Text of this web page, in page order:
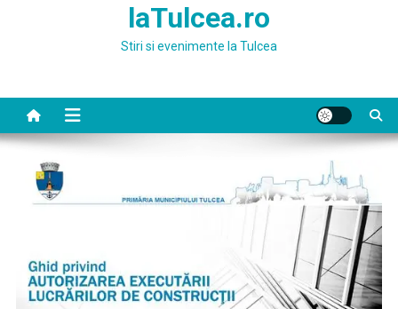
laTulcea.ro
Stiri si evenimente la Tulcea